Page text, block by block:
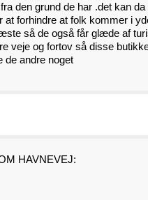
den grund de har .det kan
at forhindre at folk kommer i
så de også får glæde af
veje og fortov så disse
de andre noget
HAVNEVEJ: